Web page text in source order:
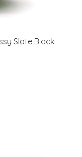
Slate Black